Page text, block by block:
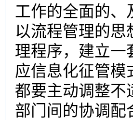
工作的全面的、
以流程管理的
理程序，建立一
应信息化征管模
都要主动调整不
部门间的协调配